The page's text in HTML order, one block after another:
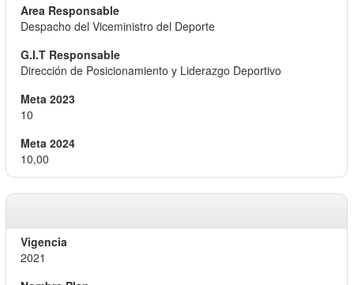
Despacho del Viceministro del Deporte
Dirección de Posicionamiento y Liderazgo Deportivo
10
10,00
2021